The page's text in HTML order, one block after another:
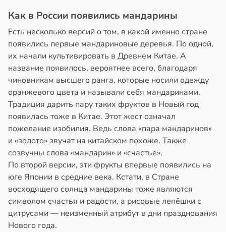
Как в России появились мандарины
Есть несколько версий о том, в какой именно стране
появились первые мандариновые деревья. По одной,
их начали культивировать в Древнем Китае. А
название появилось, вероятнее всего, благодаря
чиновникам высшего ранга, которые носили одежду
оранжевого цвета и называли себя мандаринами.
Традиция дарить пару таких фруктов в Новый год
появилась тоже в Китае. Этот жест означал
пожелание изобилия. Ведь слова «пара мандаринов»
и «золото» звучат на китайском похоже. Также
созвучны слова «мандарин» и «счастье».
По второй версии, эти фрукты впервые появились на
юге Японии в средние века. Кстати, в Стране
восходящего солнца мандарины тоже являются
символом счастья и радости, а рисовые лепёшки с
цитрусами — неизменный атрибут в дни празднования
Нового года.